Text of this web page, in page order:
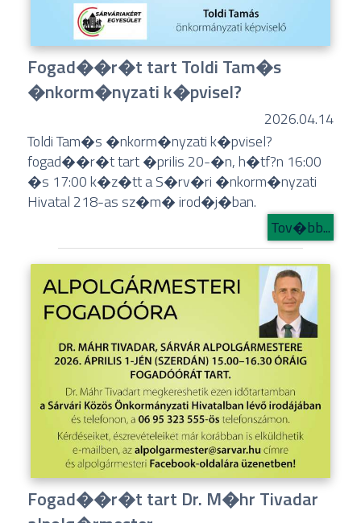
Fogad��r�t tart Toldi Tam�s
�nkorm�nyzati k�pvisel?
2026.04.14
Toldi Tam�s �nkorm�nyzati k�pvisel?
fogad��r�t tart �prilis 20-�n, h�tf?n 16:00
�s 17:00 k�z�tt a S�rv�ri �nkorm�nyzati
Hivatal 218-as sz�m� irod�j�ban.
Tov�bb...
Fogad��r�t tart Dr. M�hr Tivadar